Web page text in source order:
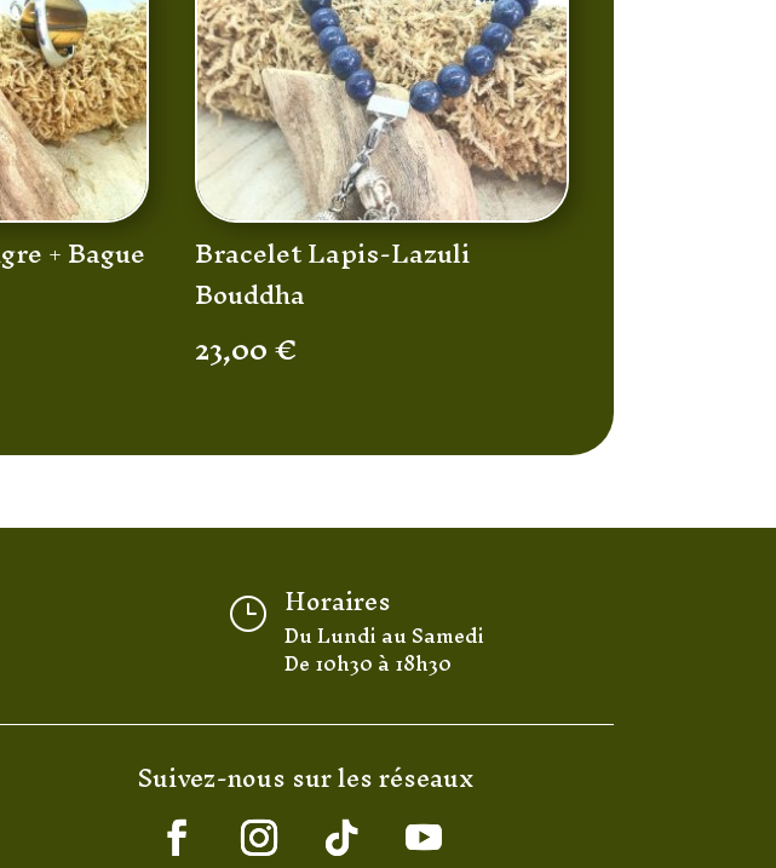
+ Bague Bracelet Lapis-Lazuli
Bouddha
23,00€
} Horaires
Du Lundi au Samedi
De 10h30 à 18h30
Suivez-nous sur les réseaux